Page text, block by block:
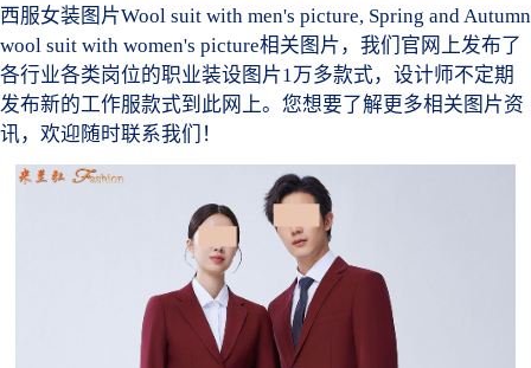
西服女装图片Wool suit with men's picture, Spring and Autumn
wool suit with women's picture相关图片，我们官网上发布了
各行业各类岗位的职业装设图片1万多款式，设计师不定期
发布新的工作服款式到此网上。您想要了解更多相关图片资
讯，欢迎随时联系我们！